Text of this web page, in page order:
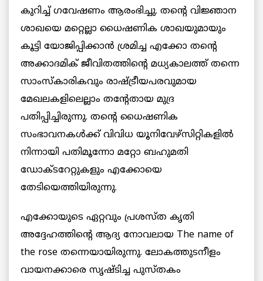
കുറിച്ച് ഗവേഷണം ആരംഭിച്ചു. തന്റെ വിജ്ഞാന
ശാഖയെ മറ്റെല്ലാ ധൈഷണിക ശാഖയുമായും
കൂട്ടി യോജിപ്പിക്കാന്‍ ശ്രമിച്ച എക്കോ തന്റെ
അക്കാദമിക് ജീവിതത്തിന്റെ മധ്യകാലത്ത് തന്നെ
സാംസ്‌കാരികവും രാഷ്ട്രീയപരവുമായ
മേഖലകളിലെല്ലാം തന്റേതായ മുദ്ര
പതിപ്പിച്ചിരുന്നു. തന്റെ ധൈഷണിക
സംഭാവനകള്‍ക്ക് വിവിധ യൂനിവേഴ്‌സിറ്റികളില്‍
നിന്നായി പതിമൂന്നോ മറ്റോ ബഹുമതി
ഡോക്ടറേറ്റുകളും എക്കോയെ
തേടിയെത്തിയിരുന്നു.
എക്കോയുടെ ഏറ്റവും പ്രശസ്ത കൃതി
അദ്ദേഹത്തിന്റെ ആദ്യ നോവലായ The name of
the rose തന്നെയായിരുന്നു. ലോകത്തുടനീളം
വായനക്കാരെ സൃഷ്ടിച്ച പുസ്തകം